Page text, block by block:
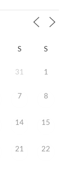
S S
31 1
7 8
14 15
21 22